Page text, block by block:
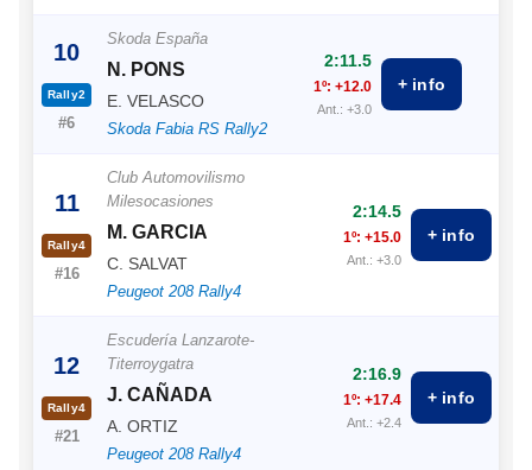
10
Rally2
#6
Skoda España
N. PONS
E. VELASCO
Skoda Fabia RS Rally2
2:11.5
1º: +12.0
Ant.: +3.0
+ info
11
Rally4
#16
Club Automovilismo
Milesocasiones
M. GARCIA
C. SALVAT
Peugeot 208 Rally4
2:14.5
1º: +15.0
Ant.: +3.0
+ info
12
Rally4
#21
Escudería Lanzarote-
Titerroygatra
J. CAÑADA
A. ORTIZ
Peugeot 208 Rally4
2:16.9
1º: +17.4
Ant.: +2.4
+ info